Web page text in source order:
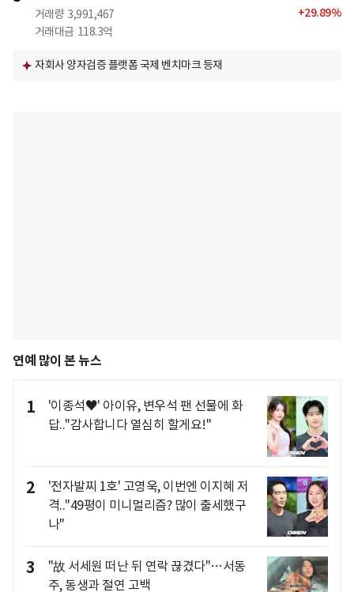
거래량 3,991,467
거래대금 118.3억
+29.89%
자회사 양자검증 플랫폼 국제 벤치마크 등재
연예 많이 본 뉴스
1
'이종석♥' 아이유, 변우석 팬 선물에 화
답.."감사합니다 열심히 할게요!"
2
'전자발찌 1호' 고영욱, 이번엔 이지혜 저
격.."49평이 미니멀리즘? 많이 출세했구
나"
3
"故 서세원 떠난 뒤 연락 끊겼다"…서동
주, 동생과 절연 고백